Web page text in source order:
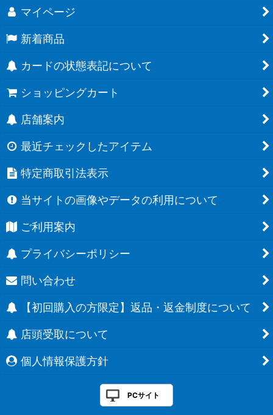
マイページ
新着商品
カードの状態表記について
ショッピングカート
店舗案内
最近チェックしたアイテム
特定商取引法表示
当サイトの画像やデータの利用について
ご利用案内
プライバシーポリシー
問い合わせ
【初回購入の方限定】返品・返金制度について
店頭受取について
個人情報保護方針
PCサイト